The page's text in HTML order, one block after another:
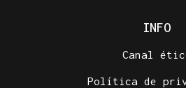
INFO
Canal
Política de